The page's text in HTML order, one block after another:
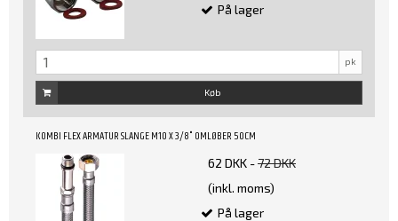
På lager
pk
Køb
KOMBI FLEX ARMATUR SLANGE M10 X 3/8" OMLØBER 50CM
62 DKK -72 DKK
(inkl. moms)
På lager